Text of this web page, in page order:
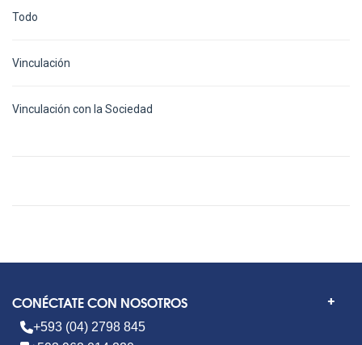
Todo
Vinculación
Vinculación con la Sociedad
CONÉCTATE CON NOSOTROS
+593 (04) 2798 845